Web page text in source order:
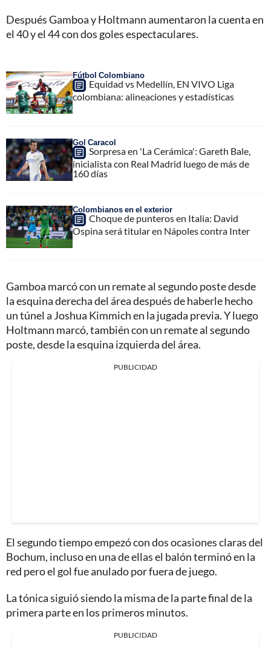
Después Gamboa y Holtmann aumentaron la cuenta en
el 40 y el 44 con dos goles espectaculares.
Fútbol Colombiano
Equidad vs Medellín, EN VIVO Liga
colombiana: alineaciones y estadísticas
Gol Caracol
Sorpresa en 'La Cerámica': Gareth Bale,
inicialista con Real Madrid luego de más de
160 días
Colombianos en el exterior
Choque de punteros en Italia: David
Ospina será titular en Nápoles contra Inter
Gamboa marcó con un remate al segundo poste desde
la esquina derecha del área después de haberle hecho
un túnel a Joshua Kimmich en la jugada previa. Y luego
Holtmann marcó, también con un remate al segundo
poste, desde la esquina izquierda del área.
PUBLICIDAD
El segundo tiempo empezó con dos ocasiones claras del
Bochum, incluso en una de ellas el balón terminó en la
red pero el gol fue anulado por fuera de juego.
La tónica siguió siendo la misma de la parte final de la
primera parte en los primeros minutos.
PUBLICIDAD